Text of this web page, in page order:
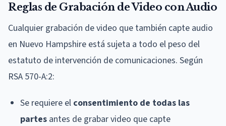
Reglas de Grabación de Video con Audio
Cualquier grabación de video que también capte audio
en Nuevo Hampshire está sujeta a todo el peso del
estatuto de intervención de comunicaciones. Según
RSA 570-A:2:
Se requiere el consentimiento de todas las
partes antes de grabar video que capte